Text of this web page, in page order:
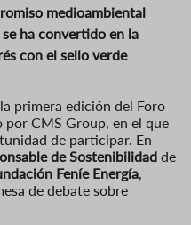
medioambiental
ha convertido en la
con el sello verde
primera edición del Foro
CMS Group, en el que
de participar. En
de Sostenibilidad de
Feníe Energía
de debate sobre